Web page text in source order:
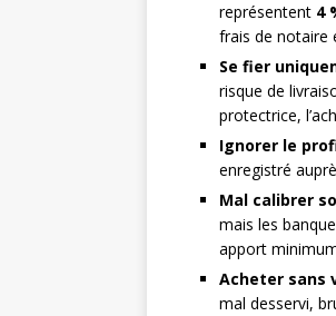
représentent 4
frais de notaire
Se fier
risque de
protectrice,
Ignorer le
enregistré
Mal calibrer
mais les
apport
Acheter sans
mal desservi,